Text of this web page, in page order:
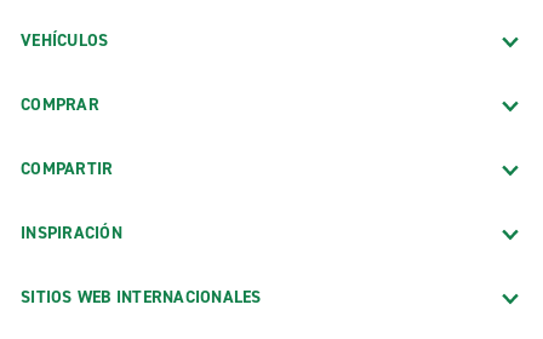
VEHÍCULOS
COMPRAR
COMPARTIR
INSPIRACIÓN
SITIOS WEB INTERNACIONALES